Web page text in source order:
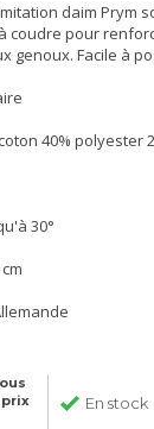
daim Prym
coudre pour
genoux. Facile à
40% polyester
30°
En stock